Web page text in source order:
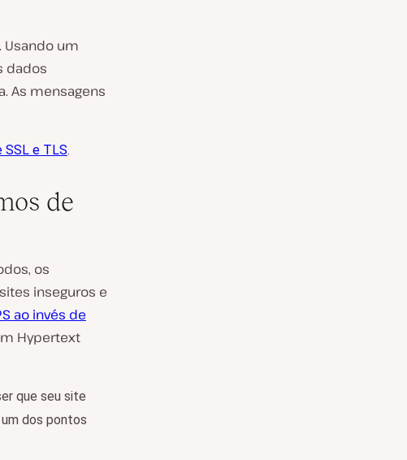
Usando um
dados
As mensagens
SSL e TLS.
de
os
inseguros e
ao invés de
Hypertext
que seu site
dos pontos